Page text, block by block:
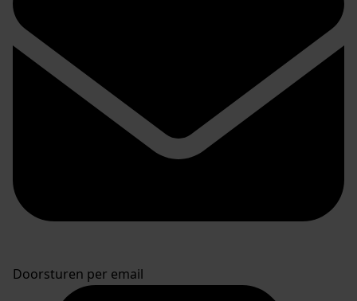
Doorsturen per email